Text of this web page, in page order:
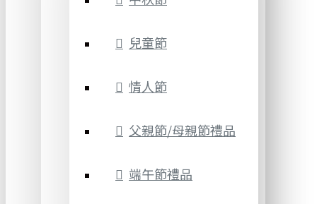
兒童節
情人節
父親節/母親節禮品
端午節禮品